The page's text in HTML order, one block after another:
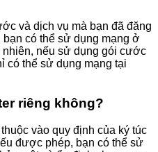
và dịch vụ mà bạn đã đăng
có thể sử dụng mạng ở
nhiên, nếu sử dụng gói cước
có thể sử dụng mạng tại
riêng không?
vào quy định của ký túc
được phép, bạn có thể sử